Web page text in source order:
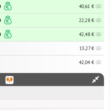
40,61 €
22,28 €
42,48 €
13,27 €
42,04 €